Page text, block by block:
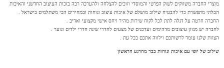
מוצרי החברה משווקים לשוק הפרטי והמוסדי וזוכים להצלחה ולהערכה רבה בזכות העיצוב החדשני והאיכות
הבלתי מתפשרת כדי להבטיח שילוב מושלם של איכות עיצוב ונוחות ובמחירים הכי משתלמים בישראל .
החברה חרטה על דגלה לתת לכל לקוח שירות מהיר ויחס אישי מקצועי ואדיב .
לחברה יש מגוון עיצובים מדהימים ועדכנים של מצעים לחדרי שינה חדרי ילדים ונוער .
הצוות שלנו עומד לרשותכם וילווה אתכם בכל עת .
שילוב של יופי עם איכות ונוחות כבר מהרגע הראשון